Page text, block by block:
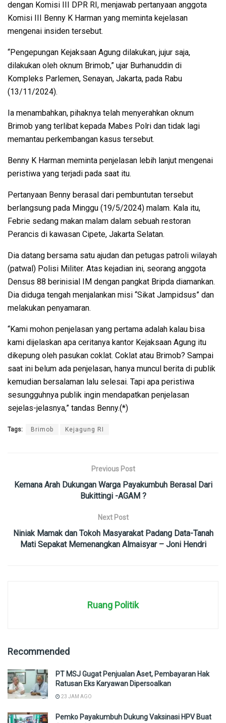
dengan Komisi III DPR RI, menjawab pertanyaan anggota
Komisi III Benny K Harman yang meminta kejelasan
mengenai insiden tersebut.
“Pengepungan Kejaksaan Agung dilakukan, jujur saja,
dilakukan oleh oknum Brimob,” ujar Burhanuddin di
Kompleks Parlemen, Senayan, Jakarta, pada Rabu
(13/11/2024).
Ia menambahkan, pihaknya telah menyerahkan oknum
Brimob yang terlibat kepada Mabes Polri dan tidak lagi
memantau perkembangan kasus tersebut.
Benny K Harman meminta penjelasan lebih lanjut mengenai
peristiwa yang terjadi pada saat itu.
Pertanyaan Benny berasal dari pembuntutan tersebut
berlangsung pada Minggu (19/5/2024) malam. Kala itu,
Febrie sedang makan malam dalam sebuah restoran
Perancis di kawasan Cipete, Jakarta Selatan.
Dia datang bersama satu ajudan dan petugas patroli wilayah
(patwal) Polisi Militer. Atas kejadian ini, seorang anggota
Densus 88 berinisial IM dengan pangkat Bripda diamankan.
Dia diduga tengah menjalankan misi “Sikat Jampidsus” dan
melakukan penyamaran.
“Kami mohon penjelasan yang pertama adalah kalau bisa
kami dijelaskan apa ceritanya kantor Kejaksaan Agung itu
dikepung oleh pasukan coklat. Coklat atau Brimob? Sampai
saat ini belum ada penjelasan, hanya muncul berita di publik
kemudian bersalaman lalu selesai. Tapi apa peristiwa
sesungguhnya publik ingin mendapatkan penjelasan
sejelas-jelasnya,” tandas Benny.(*)
Tags: Brimob Kejagung RI
Previous Post
Kemana Arah Dukungan Warga Payakumbuh Berasal Dari
Bukittingi -AGAM ?
Next Post
Niniak Mamak dan Tokoh Masyarakat Padang Data-Tanah
Mati Sepakat Memenangkan Almaisyar – Joni Hendri
Ruang Politik
Recommended
PT MSJ Gugat Penjualan Aset, Pembayaran Hak
Ratusan Eks Karyawan Dipersoalkan
23 JAM AGO
Pemko Payakumbuh Dukung Vaksinasi HPV Buat